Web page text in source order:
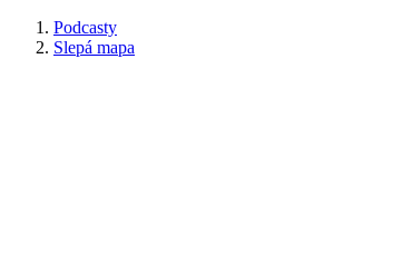
Podcasty
Slepá mapa